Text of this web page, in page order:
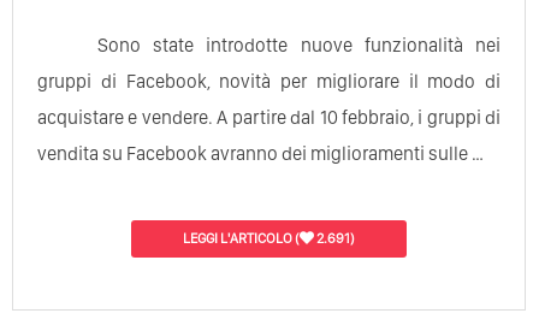
Sono state introdotte nuove funzionalità nei
gruppi di Facebook, novità per migliorare il modo di
acquistare e vendere. A partire dal 10 febbraio, i gruppi di
vendita su Facebook avranno dei miglioramenti sulle …
LEGGI L'ARTICOLO( 2.691)